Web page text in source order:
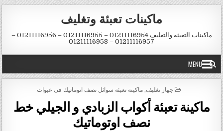
Skip to content
ماكينات تعبئة وتغليف
ماكينات التعبئة والتغليف 01211116954 – 01211116955 – 01211116956 –
01211116957 – 01211116958
MENU
POSTED IN
جهاز تغليف ماكينة تعبئة سوائل نصف اتوماتيك فى عبوات
ماكينة تعبئة أكواب الزبادي و الجيلي خط
نصف اوتوماتيك